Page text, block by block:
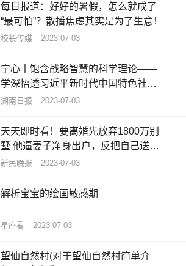
每日报道：好好的暑假，怎么就成了
“最可怕”？散播焦虑其实是为了生意！
校长传媒 2023-07-03
宁心丨饱含战略智慧的科学理论——
学深悟透习近平新时代中国特色社会
主义思想之六 热头条
湖南日报 2023-07-03
天天即时看！要离婚先放弃1800万别
墅 他逼妻子净身出户，反把自己送进
班房
新民晚报 2023-07-03
解析宝宝的绘画敏感期
星座看 2023-07-03
望仙自然村(对于望仙自然村简单介